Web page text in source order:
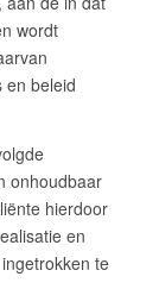
wordt
en beleid
onhoudbaar
hierdoor
en
te